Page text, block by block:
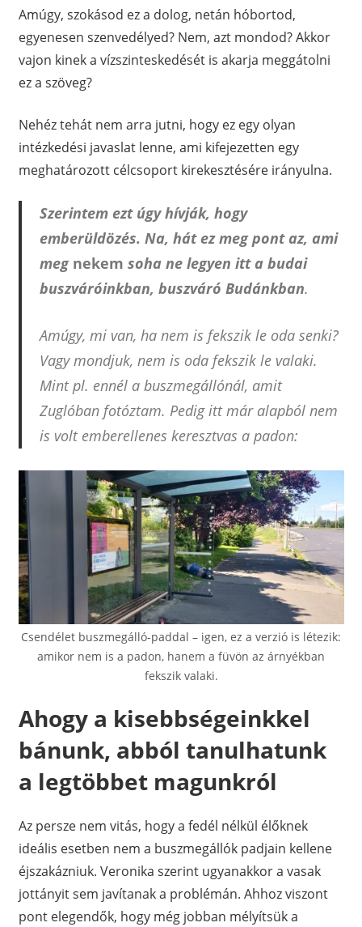
Amúgy, szokásod ez a dolog, netán hóbortod,
egyenesen szenvedélyed? Nem, azt mondod? Akkor
vajon kinek a vízszinteskedését is akarja meggátolni
ez a szöveg?
Nehéz tehát nem arra jutni, hogy ez egy olyan
intézkedési javaslat lenne, ami kifejezetten egy
meghatározott célcsoport kirekesztésére irányulna.
Szerintem ezt úgy hívják, hogy
emberüldözés. Na, hát ez meg pont az, ami
meg nekem soha ne legyen itt a budai
buszváróinkban, buszváró Budánkban.
Amúgy, mi van, ha nem is fekszik le oda senki?
Vagy mondjuk, nem is oda fekszik le valaki.
Mint pl. ennél a buszmegállónál, amit
Zuglóban fotóztam. Pedig itt már alapból nem
is volt emberellenes keresztvas a padon:
Csendélet buszmegálló-paddal – igen, ez a verzió is létezik:
amikor nem is a padon, hanem a füvön az árnyékban
fekszik valaki.
Ahogy a kisebbségeinkkel
bánunk, abból tanulhatunk
a legtöbbet magunkról
Az persze nem vitás, hogy a fedél nélkül élőknek
ideális esetben nem a buszmegállók padjain kellene
éjszakázniuk. Veronika szerint ugyanakkor a vasak
jottányit sem javítanak a problémán. Ahhoz viszont
pont elegendők, hogy még jobban mélyítsük a